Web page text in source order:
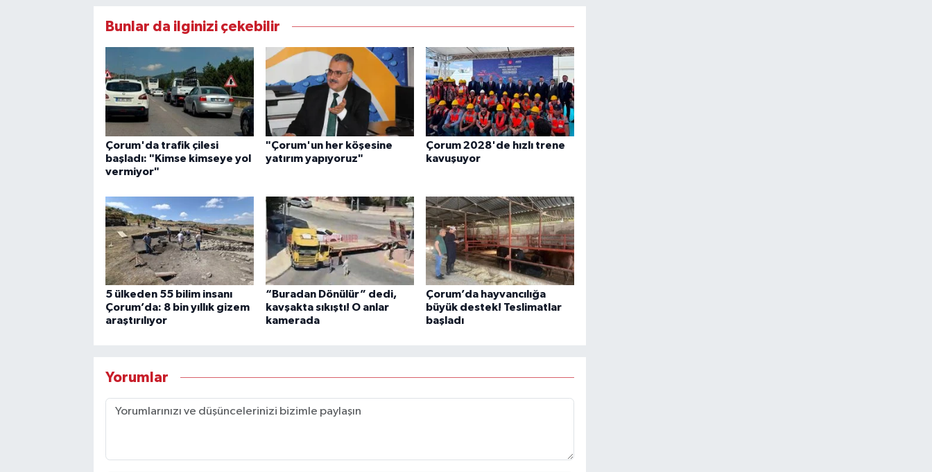
Bunlar da ilginizi çekebilir
Çorum'da trafik çilesi
başladı: "Kimse kimseye yol
vermiyor"
"Çorum'un her köşesine
yatırım yapıyoruz"
Çorum 2028'de hızlı trene
kavuşuyor
5 ülkeden 55 bilim insanı
Çorum’da: 8 bin yıllık gizem
araştırılıyor
“Buradan Dönülür” dedi,
kavşakta sıkıştı! O anlar
kamerada
Çorum’da hayvancılığa
büyük destek! Teslimatlar
başladı
Yorumlar